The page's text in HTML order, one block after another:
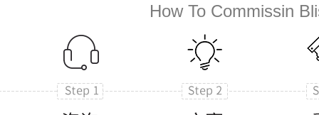
How To Commissin